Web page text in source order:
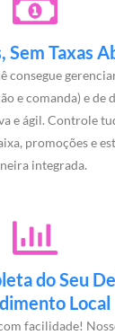
Sem Taxas
consegue
e comanda) e de
e ágil. Controle
promoções e
integrada.
do Seu
Local
facilidade!